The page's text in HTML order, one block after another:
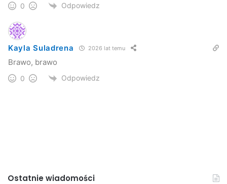
0 Odpowiedz
Kayla Suladrena 2026 lat temu
Brawo, brawo
0 Odpowiedz
Ostatnie wiadomości